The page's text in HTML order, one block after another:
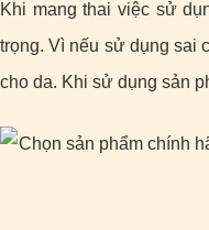
Khi mang thai việc sử
trọng. Vì nếu sử dụng sai
cho da. Khi sử dụng sản